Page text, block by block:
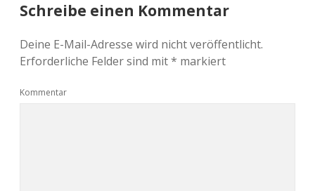
Schreibe einen Kommentar
Deine E-Mail-Adresse wird nicht veröffentlicht.
Erforderliche Felder sind mit* markiert
Kommentar